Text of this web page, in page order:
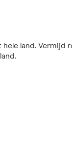
hele land. Vermijd